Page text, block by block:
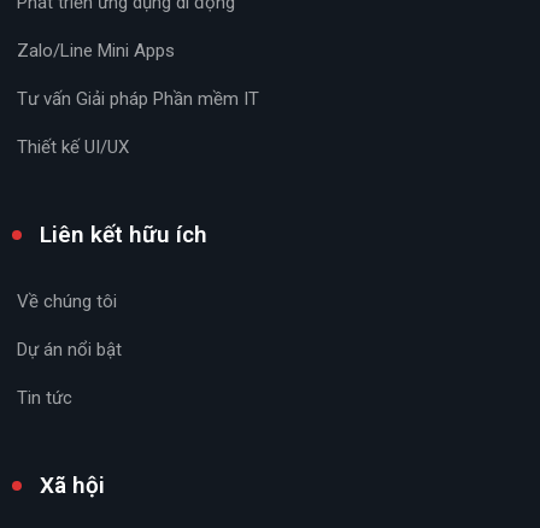
Zalo/Line Mini Apps
Tư vấn Giải pháp Phần mềm IT
Thiết kế UI/UX
Liên kết hữu ích
Về chúng tôi
Dự án nổi bật
Tin tức
Xã hội